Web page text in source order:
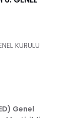
KURULU
Genel